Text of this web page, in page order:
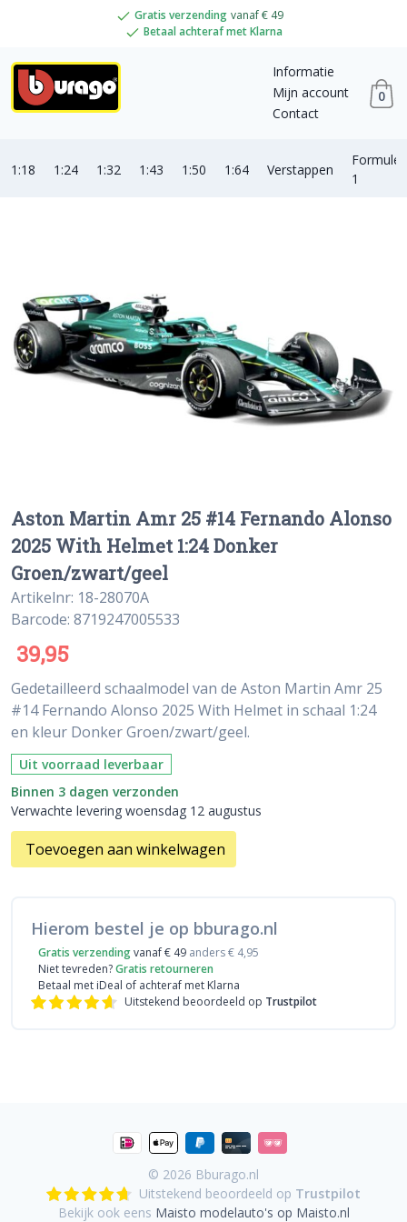
Gratis verzending vanaf € 49
Betaal achteraf met Klarna
Informatie
Mijn account
Contact
0
1:18 1:24 1:32 1:43 1:50 1:64 Verstappen
Formule
1
Aston Martin Amr 25 #14 Fernando Alonso
2025 With Helmet 1:24 Donker
Groen/zwart/geel
Artikelnr: 18-28070A
Barcode: 8719247005533
39,95
Gedetailleerd schaalmodel van de Aston Martin Amr 25
#14 Fernando Alonso 2025 With Helmet in schaal 1:24
en kleur Donker Groen/zwart/geel.
Uit voorraad leverbaar
Binnen 3 dagen verzonden
Verwachte levering woensdag 12 augustus
Toevoegen aan winkelwagen
Hierom bestel je op bburago.nl
Gratis verzendingvanaf € 49 anders € 4,95
Niet tevreden?Gratis retourneren
Betaal met iDeal of achteraf met Klarna
Uitstekend beoordeeld op Trustpilot
© 2026 Bburago.nl
Uitstekend beoordeeld op Trustpilot
Bekijk ook eens Maisto modelauto's op Maisto.nl